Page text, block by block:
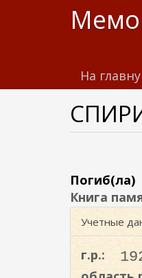
т
На
Погиб(ла)
Книга
Учетные
г.р.: